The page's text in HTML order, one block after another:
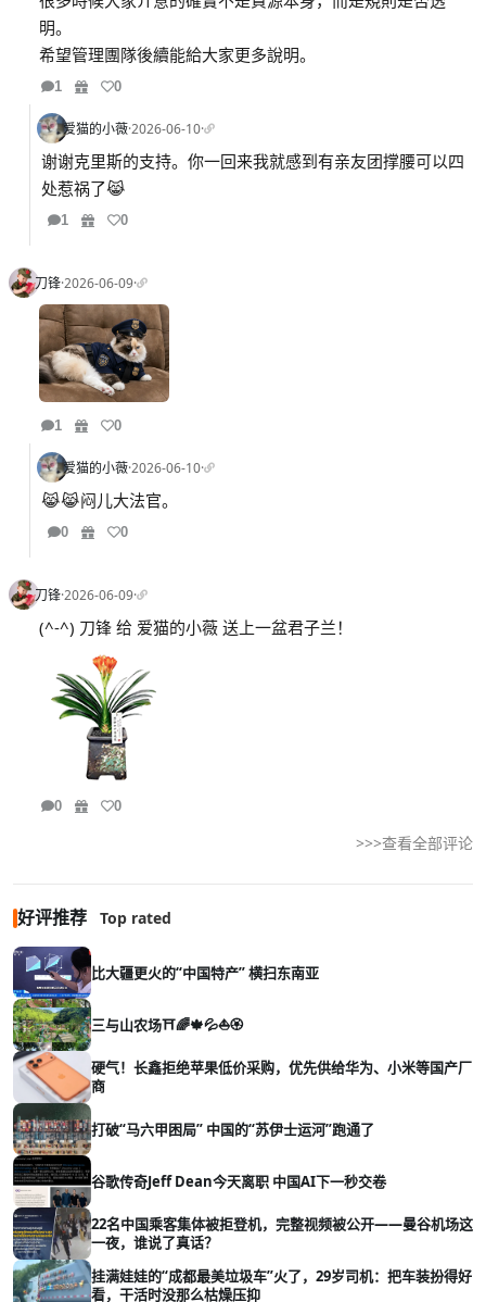
明。
希望管理團隊後續能給大家更多說明。
1 0
爱猫的小薇·2026-06-10·
谢谢克里斯的支持。你一回来我就感到有亲友团撑腰可以四
处惹祸了😹
1 0
刀锋·2026-06-09·
1 0
爱猫的小薇·2026-06-10·
😹😹闷儿大法官。
0 0
刀锋·2026-06-09·
(^-^) 刀锋 给 爱猫的小薇 送上一盆君子兰！
0 0
>>>查看全部评论
好评推荐 Top rated
比大疆更火的“中国特产” 横扫东南亚
三与山农场⛩️🌈🍁💦⛵🏵️
硬气！长鑫拒绝苹果低价采购，优先供给华为、小米等国产厂
商
打破“马六甲困局” 中国的“苏伊士运河”跑通了
谷歌传奇Jeff Dean今天离职 中国AI下一秒交卷
22名中国乘客集体被拒登机，完整视频被公开——曼谷机场这
一夜，谁说了真话？
挂满娃娃的“成都最美垃圾车”火了，29岁司机：把车装扮得好
看，干活时没那么枯燥压抑